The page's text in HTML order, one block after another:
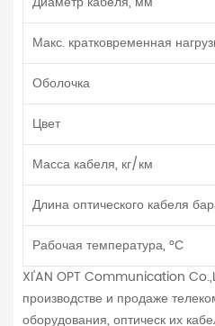
Макс. кратковременная
Оболочка
Цвет
Масса кабеля, кг/км
Длина оптического кабеля
Рабочая температура, °С
XI'AN OPT Communication
производстве и продаже
оборудования, оптическ их